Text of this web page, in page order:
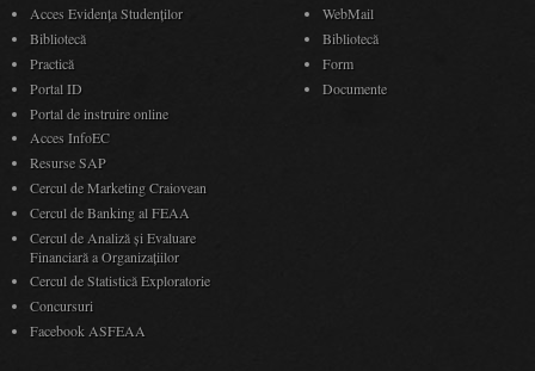
Acces Evidenţa Studenţilor
Bibliotecă
Practică
Portal ID
Portal de instruire online
Acces InfoEC
Resurse SAP
Cercul de Marketing Craiovean
Cercul de Banking al FEAA
Cercul de Analiză și Evaluare
Financiară a Organizațiilor
Cercul de Statistică Exploratorie
Concursuri
Facebook ASFEAA
WebMail
Bibliotecă
Form
Documente